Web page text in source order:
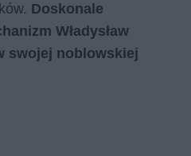
Doskonale
Władysław
swojej noblowskiej